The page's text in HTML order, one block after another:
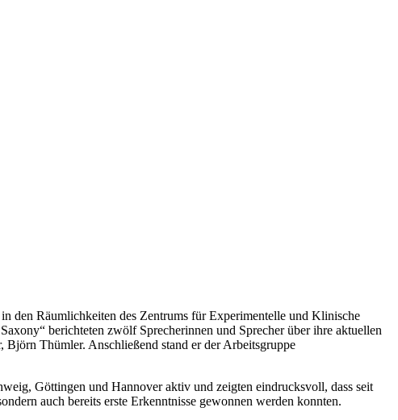
den Räumlichkeiten des Zentrums für Experimentelle und Klinische
berichteten zwölf Sprecherinnen und Sprecher über ihre aktuellen
Thümler. Anschließend stand er der Arbeitsgruppe
Göttingen und Hannover aktiv und zeigten eindrucksvoll, dass seit
auch bereits erste Erkenntnisse gewonnen werden konnten.